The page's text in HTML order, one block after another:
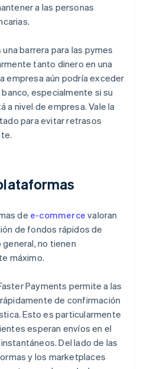
a las personas
barrera para las pymes
tanto dinero en una
empresa aún podría exceder
especialmente si su
a nivel de empresa. Vale la
para evitar retrasos
de e-commerce valoran
de fondos rápidos de
no tienen
máximo.
Payments permite a las
de confirmación
Esto es particularmente
esperan envíos en el
Del lado de las
y los marketplaces